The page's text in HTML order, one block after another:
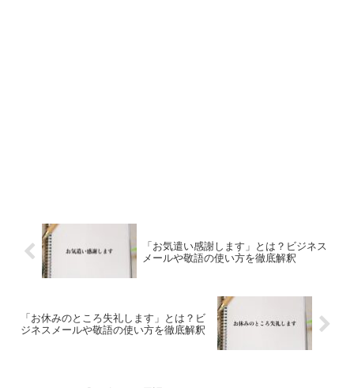
「お気遣い感謝します」とは？ビジネス
メールや敬語の使い方を徹底解釈
「お休みのところ失礼します」とは？ビ
ジネスメールや敬語の使い方を徹底解釈